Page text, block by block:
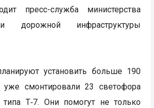
пресс-служба министерства
дорожной инфраструктуры
установить больше 190
смонтировали 23 светофора
Т‑7. Они помогут не только